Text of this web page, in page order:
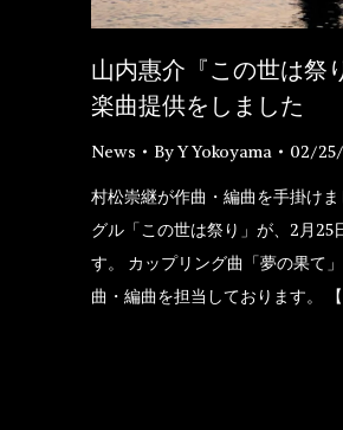
山内惠介『この世は祭
楽曲提供をしました
News ByY Yokoyama 02/
村松崇継が作曲・編曲を手掛け
グル「この世は祭り」が、2月25
す。 カップリング曲「夢の果て
曲・編曲を担当しております。